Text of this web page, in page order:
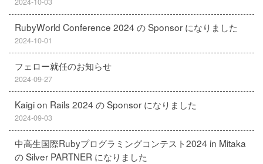
RubyWorld Conference 2024 の Sponsor になりました
2024-10-01
フェロー就任のお知らせ
2024-09-27
Kaigi on Rails 2024 の Sponsor になりました
2024-09-03
中高生国際Rubyプログラミングコンテスト2024 in Mitaka
の Silver PARTNER になりました